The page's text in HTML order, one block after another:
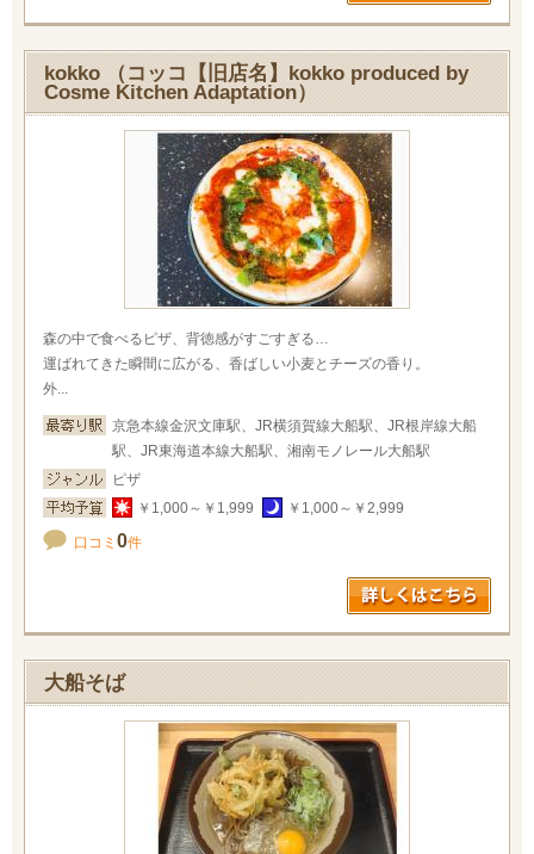
kokko （コッコ【旧店名】kokko produced by
Cosme Kitchen Adaptation）
森の中で食べるピザ、背徳感がすごすぎる…
運ばれてきた瞬間に広がる、香ばしい小麦とチーズの香り。
外...
京急本線金沢文庫駅、JR横須賀線大船駅、JR根岸線大船
駅、JR東海道本線大船駅、湘南モノレール大船駅
ピザ
￥1,000～￥1,999
￥1,000～￥2,999
口コミ 0件
大船そば